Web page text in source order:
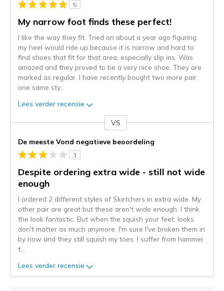
5
My narrow foot finds these perfect!
I like the way they fit. Tried on about a year ago figuring
my heel would ride up because it is narrow and hard to
find shoes that fit for that area, especially slip ins. Was
amazed and they proved to be a very nice shoe. They are
marked as regular. I have recently bought two more pair,
one same sty...
Lees verder recensie
content
wordt
momenteel
gemigreerd
naar
niejee
page_id.
kunt
de
status
van
je
VS
De meeste Vond negatieve beoordeling
3
Despite ordering extra wide - still not wide
enough
I ordered 2 different styles of Sketchers in extra wide. My
other pair are great but these aren't wide enough. I think
the look fantastic. But when the squish your feet, looks
don't matter as much anymore. I'm sure I've broken them in
by now and they still squish my toes. I suffer from hammer
t
Lees verder recensie